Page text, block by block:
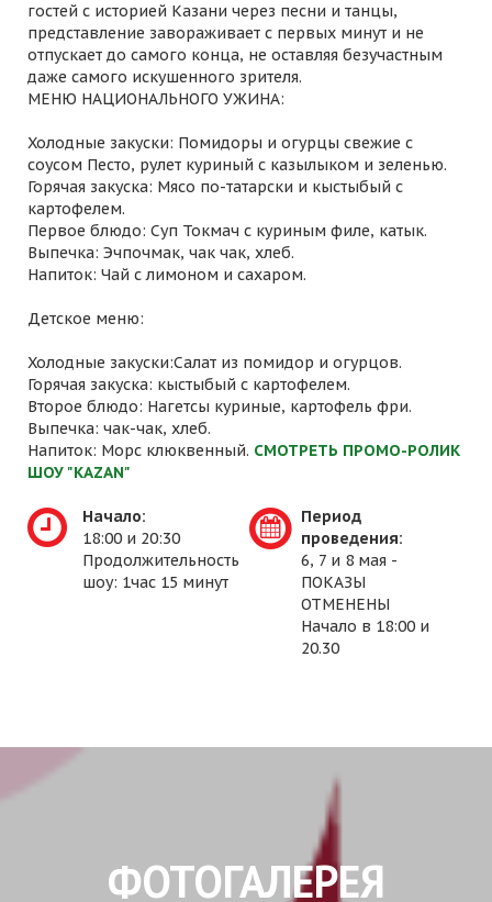
гостей с историей Казани через песни и танцы,
представление завораживает с первых минут и не
отпускает до самого конца, не оставляя безучастным
даже самого искушенного зрителя.
МЕНЮ НАЦИОНАЛЬНОГО УЖИНА:
Холодные закуски: Помидоры и огурцы свежие с
соусом Песто, рулет куриный с казылыком и зеленью.
Горячая закуска: Мясо по-татарски и кыстыбый с
картофелем.
Первое блюдо: Суп Токмач с куриным филе, катык.
Выпечка: Эчпочмак, чак чак, хлеб.
Напиток: Чай с лимоном и сахаром.
Детское меню:
Холодные закуски:Салат из помидор и огурцов.
Горячая закуска: кыстыбый с картофелем.
Второе блюдо: Нагетсы куриные, картофель фри.
Выпечка: чак-чак, хлеб.
Напиток: Морс клюквенный. СМОТРЕТЬ ПРОМО-РОЛИК
ШОУ "KAZAN"
Начало:
18:00 и 20:30
Продолжительность
шоу: 1час 15 минут
Период
проведения:
6, 7 и 8 мая -
ПОКАЗЫ
ОТМЕНЕНЫ
Начало в 18:00 и
20.30
ФОТОГАЛЕРЕЯ